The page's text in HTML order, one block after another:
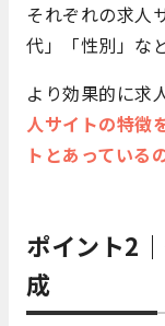
それぞれの求人
代」「性別」な
より効果的に求
人サイトの特徴
トとあっている
ポイント2
成